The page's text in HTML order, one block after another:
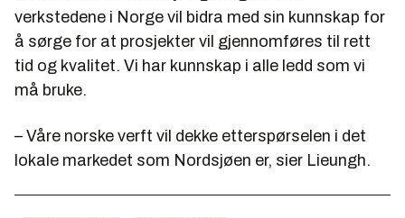
verkstedene i Norge vil bidra med sin kunnskap for
å sørge for at prosjekter vil gjennomføres til rett
tid og kvalitet. Vi har kunnskap i alle ledd som vi
må bruke.
– Våre norske verft vil dekke etterspørselen i det
lokale markedet som Nordsjøen er, sier Lieungh.